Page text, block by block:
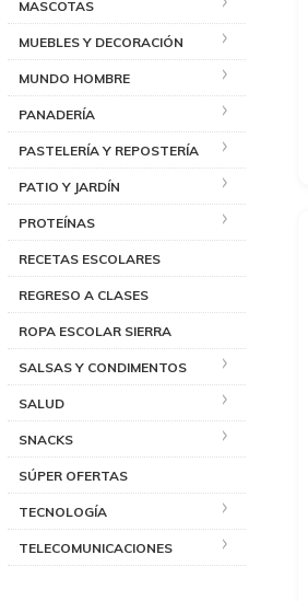
MASCOTAS
MUEBLES Y DECORACIÓN
MUNDO HOMBRE
PANADERÍA
PASTELERÍA Y REPOSTERÍA
PATIO Y JARDÍN
PROTEÍNAS
RECETAS ESCOLARES
REGRESO A CLASES
ROPA ESCOLAR SIERRA
SALSAS Y CONDIMENTOS
SALUD
SNACKS
SÚPER OFERTAS
TECNOLOGÍA
TELECOMUNICACIONES